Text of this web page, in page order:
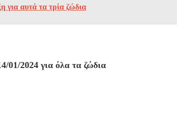
για αυτά τα τρία ζώδια
01/2024 για όλα τα ζώδια